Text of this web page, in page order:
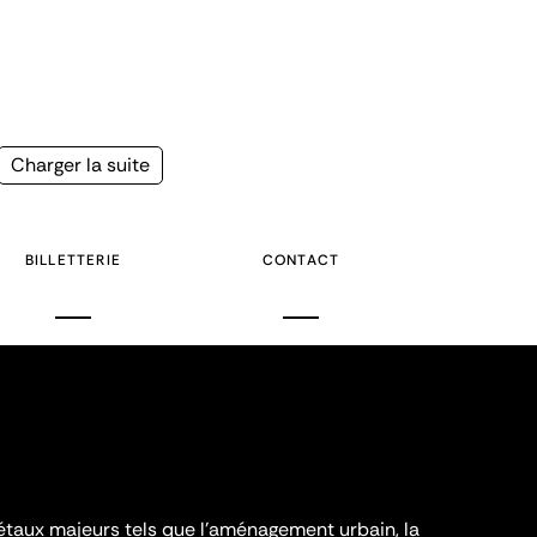
Page
Charger la suite
BILLETTERIE CONTACT
majeurs tels que l'aménagement urbain, la